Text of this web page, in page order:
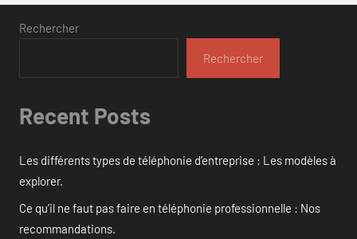
Rechercher
Rechercher
Recent Posts
Les différents types de téléphonie d’entreprise : Les modèles à
explorer.
Ce qu’il ne faut pas faire en téléphonie professionnelle : Nos
recommandations.